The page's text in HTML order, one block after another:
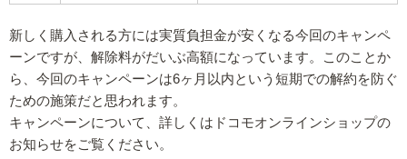
新しく購入される方には実質負担金が安くなる今回のキャンペ
ーンですが、解除料がだいぶ高額になっています。このことか
ら、今回のキャンペーンは6ヶ月以内という短期での解約を防ぐ
ための施策だと思われます。
キャンペーンについて、詳しくはドコモオンラインショップの
お知らせをご覧ください。